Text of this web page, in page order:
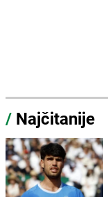
/ Najčitanije